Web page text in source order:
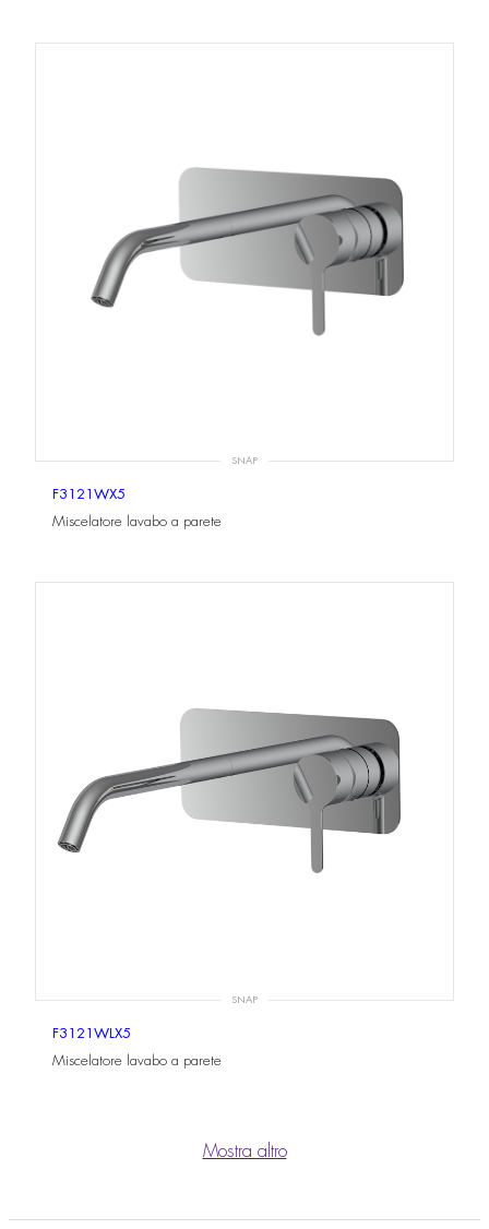
SNAP
F3121WX5
Miscelatore lavabo a parete
SNAP
F3121WLX5
Miscelatore lavabo a parete
Mostra altro